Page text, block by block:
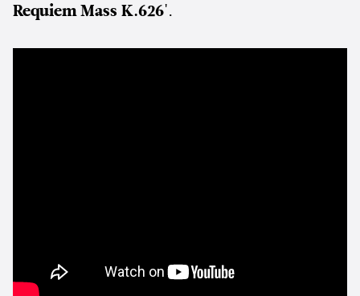
Requiem Mass K.626'.